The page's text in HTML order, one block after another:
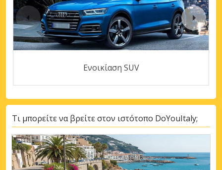
Ενοικίαση SUV
Τι μπορείτε να βρείτε στον ιστότοπο DoYouItaly;